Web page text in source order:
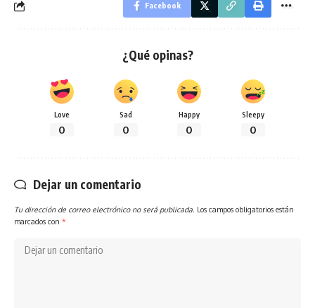
Facebook
¿Qué opinas?
Love
0
Sad
0
Happy
0
Sleepy
0
Dejar un comentario
Tu dirección de correo electrónico no será publicada. Los campos obligatorios están
marcados con *